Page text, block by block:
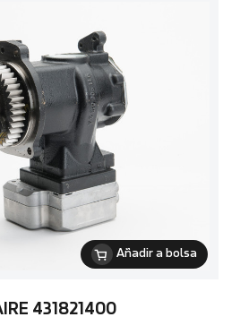
Añadir a bolsa
431821400